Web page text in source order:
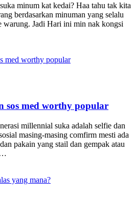
minum kat kedai? Haa tahu tak kita
berdasarkan minuman yang selalu
warung. Jadi Hari ini min nak kongsi
sos med worthy popular
millennial suka adalah selfie dan
masing-masing comfirm mesti ada
pakain yang stail dan gempak atau